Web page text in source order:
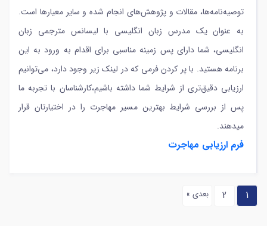
توصیه‌نامه‌ها، مقالات و پژوهش‌های انجام شده و سایر معیارها است.
به عنوان یک مدرس زبان انگلیسی با لیسانس مترجمی زبان
انگلیسی، شما دارای پس زمینه مناسبی برای اقدام به ورود به این
برنامه هستید. با پر کردن فرمی که در لینک زیر وجود دارد، می‌توانیم
ارزیابی دقیق‌تری از شرایط شما داشته باشیم،کارشناسان با تجربه ما
پس از بررسی شرایط بهترین مسیر مهاجرت را در اختیارتان قرار
میدهند.
فرم ارزیابی مهاجرت
1
2 بعدی »